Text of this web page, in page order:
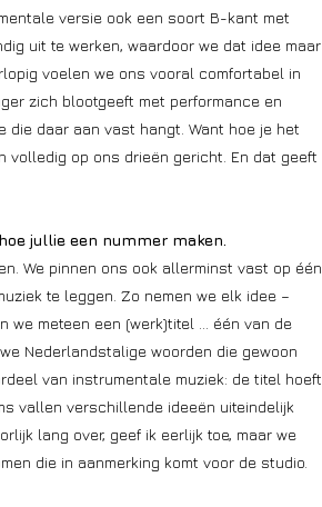
versie ook een soort B-kant met
uit te werken, waardoor we dat idee maar
voelen we ons vooral comfortabel in
zich blootgeeft met performance en
die daar aan vast hangt. Want hoe je het
volledig op ons drieën gericht. En dat geeft
jullie een nummer maken.
We pinnen ons ook allerminst vast op één
te leggen. Zo nemen we elk idee –
we meteen een (werk)titel … één van de
Nederlandstalige woorden die gewoon
van instrumentale muziek: de titel hoeft
vallen verschillende ideeën uiteindelijk
lang over, geef ik eerlijk toe, maar we
die in aanmerking komt voor de studio.